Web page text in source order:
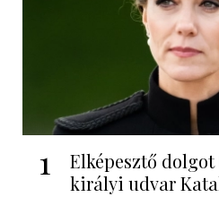
1
Elképesztő
királyi udvar